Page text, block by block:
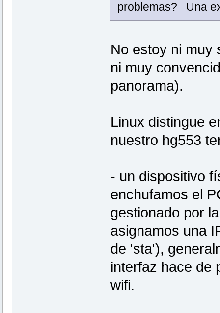
problemas? Una
No estoy ni muy
ni muy
panorama).
Linux distingue
nuestro hg553
- un dispositivo
enchufamos el
gestionado por
asignamos una
de 'sta'),
interfaz hace de
wifi.